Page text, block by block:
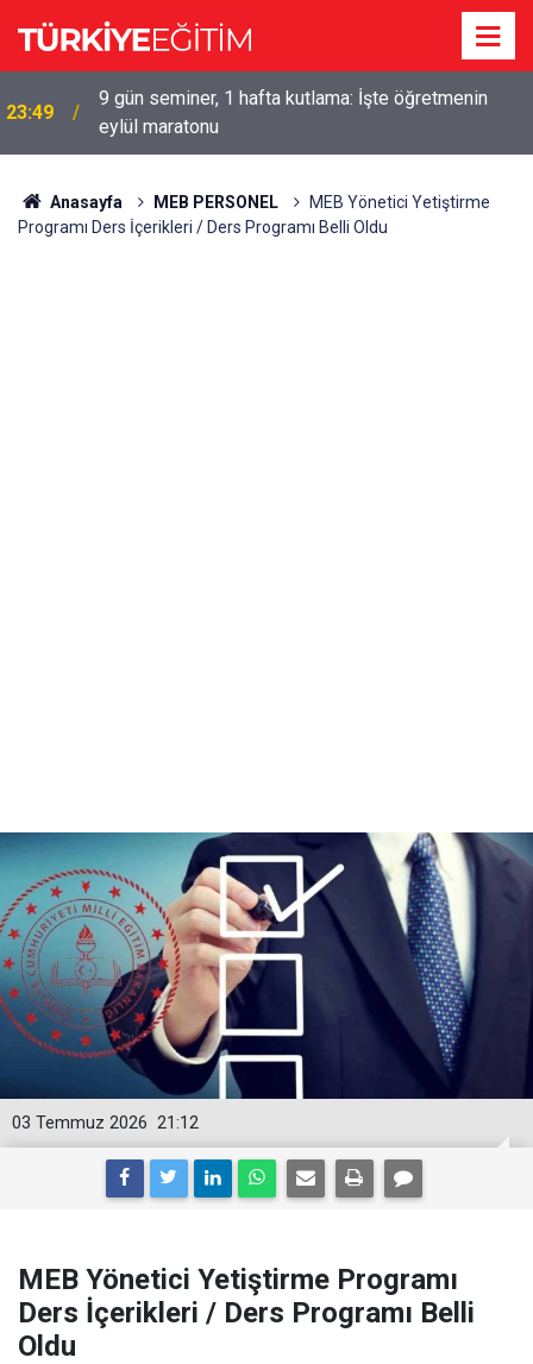
23:49
9 gün seminer, 1 hafta kutlama: İşte öğretmenin
eylül maratonu
Anasayfa MEB PERSONEL
MEB Yönetici Yetiştirme
Programı Ders İçerikleri / Ders Programı Belli Oldu
21:12
03 Temmuz 2026
MEB Yönetici Yetiştirme Programı
Ders İçerikleri / Ders Programı Belli
Oldu